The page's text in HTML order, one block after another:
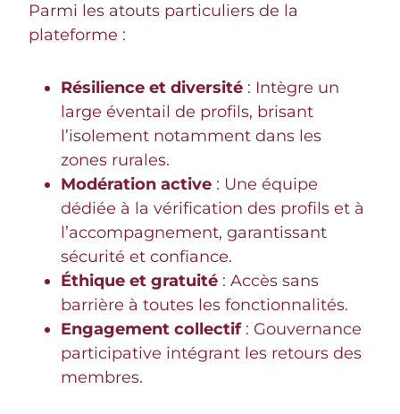
Parmi les atouts particuliers de la
plateforme :
Résilience et diversité : Intègre un
large éventail de profils, brisant
l’isolement notamment dans les
zones rurales.
Modération active : Une équipe
dédiée à la vérification des profils et à
l’accompagnement, garantissant
sécurité et confiance.
Éthique et gratuité : Accès sans
barrière à toutes les fonctionnalités.
Engagement collectif: Gouvernance
participative intégrant les retours des
membres.